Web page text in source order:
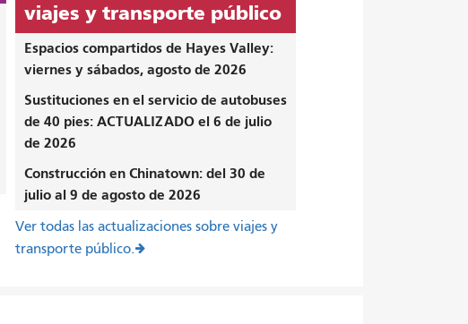
viajes y transporte público
Espacios compartidos de Hayes Valley:
viernes y sábados, agosto de 2026
Sustituciones en el servicio de autobuses
de 40 pies: ACTUALIZADO el 6 de julio
de 2026
Construcción en Chinatown: del 30 de
julio al 9 de agosto de 2026
Ver todas las actualizaciones sobre viajes y
transporte público.